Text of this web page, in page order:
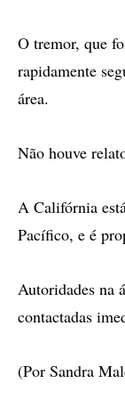
O tremor, que
rapidamente
área.
Não houve
A Califórnia
Pacífico, e é
Autoridades na
contactadas
(Por Sandra